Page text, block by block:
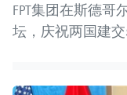
FPT集团在斯德哥
坛，庆祝两国建交